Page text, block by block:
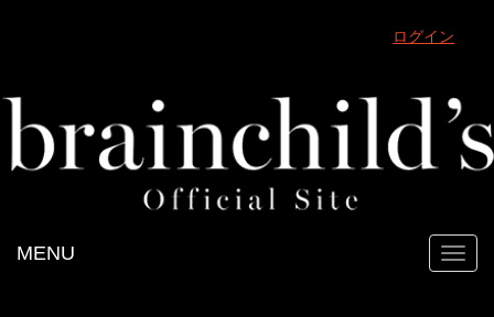
ログイン
MENU